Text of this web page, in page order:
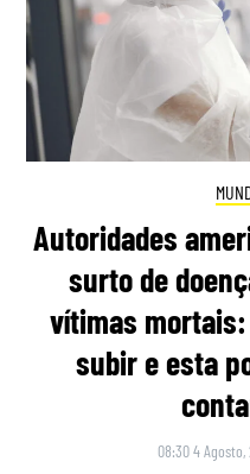
Autoridades
surto de
vítimas
subir e esta
08:30 4 Agosto,